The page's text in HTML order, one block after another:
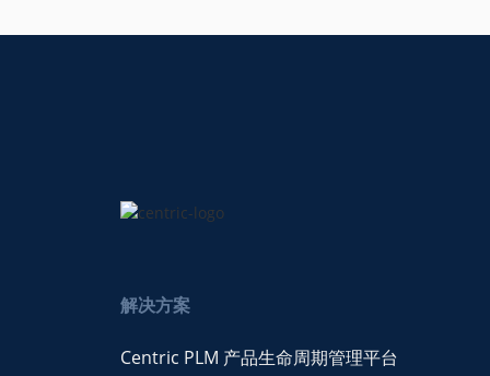
解决方案
Centric PLM 产品生命周期管理平台